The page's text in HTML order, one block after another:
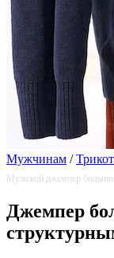
Мужчинам /
Мужской джемпер
Джемпер